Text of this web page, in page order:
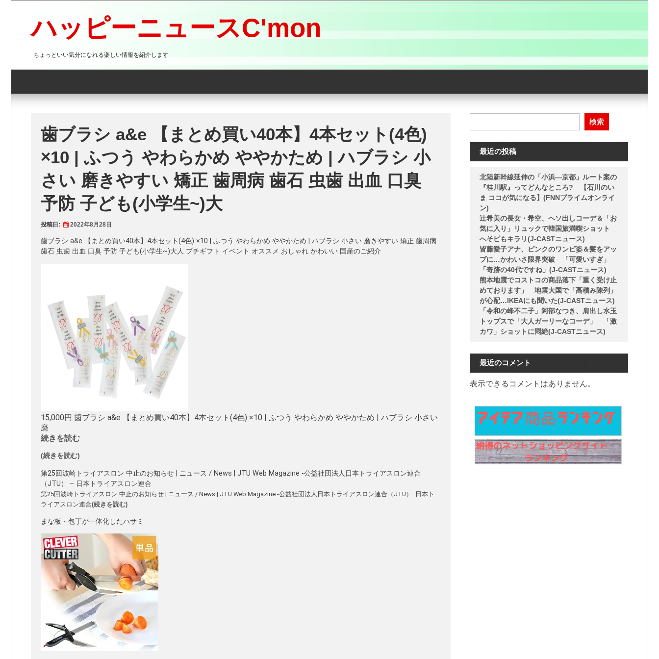
プ
ハッピーニュースC'mon
ちょっといい気分になれる楽しい情報を紹介します
歯ブラシ a&e 【まとめ買い40本】4本セット(4色)
×10 | ふつう やわらかめ ややかため | ハブラシ 小
さい 磨きやすい 矯正 歯周病 歯石 虫歯 出血 口臭
予防 子ども(小学生~)大
投稿日: 2022年8月28日
歯ブラシ a&e 【まとめ買い40本】4本セット(4色) ×10 | ふつう やわらかめ ややかため | ハブラシ 小さい 磨きやすい 矯正 歯周病
歯石 虫歯 出血 口臭 予防 子ども(小学生~)大人 プチギフト イベント オススメ おしゃれ かわいい 国産のご紹介
15,000円 歯ブラシ a&e 【まとめ買い40本】4本セット(4色) ×10 | ふつう やわらかめ ややかため | ハブラシ 小さい
磨
続きを読む
(続きを読む)
第25回波崎トライアスロン 中止のお知らせ | ニュース / News | JTU Web Magazine -公益社団法人日本トライアスロン連合
（JTU） – 日本トライアスロン連合
第25回波崎トライアスロン 中止のお知らせ | ニュース / News | JTU Web Magazine -公益社団法人日本トライアスロン連合（JTU） 日本ト
ライアスロン連合(続きを読む)
まな板・包丁が一体化したハサミ
検索
最近の投稿
北陸新幹線延伸の「小浜―京都」ルート案の
『桂川駅』ってどんなところ? 【石川のい
ま ココが気になる】(FNNプライムオンライ
ン)
辻希美の長女・希空、ヘソ出しコーデ＆「お
気に入り」リュックで韓国旅満喫ショット
へそピもキラリ(J-CASTニュース)
皆藤愛子アナ、ピンクのワンピ姿＆髪をアッ
プに…かわいさ限界突破 「可愛いすぎ」
「奇跡の40代ですね」(J-CASTニュース)
熊本地震でコストコの商品落下「重く受け止
めております」 地震大国で「高積み陳列」
が心配…IKEAにも聞いた(J-CASTニュース)
「令和の峰不二子」阿部なつき、肩出し水玉
トップスで「大人ガーリーなコーデ」 「激
カワ」ショットに悶絶(J-CASTニュース)
最近のコメント
表示できるコメントはありません。